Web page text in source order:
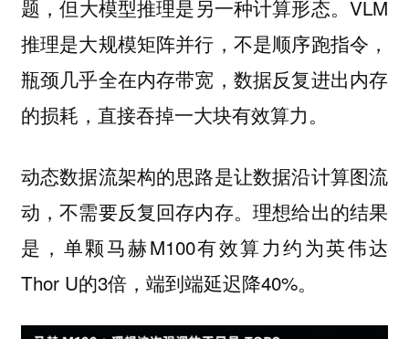
题，但大模型推理是另一种计算形态。VLM
推理是大规模矩阵并行，不是顺序跑指令，
瓶颈几乎全在内存带宽，数据反复进出内存
的损耗，直接吞掉一大块有效算力。
动态数据流架构的思路是让数据沿计算图流
动，不需要反复回存内存。理想给出的结果
是，单颗马赫M100有效算力约为英伟达
Thor U的3倍，端到端延迟降40%。